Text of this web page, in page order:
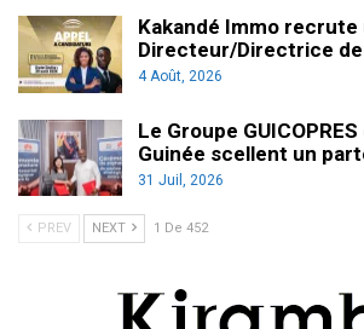
Kakandé Immo recrute
Directeur/Directrice
4 Août, 2026
Le Groupe
Guinée scellent un
31 Juil, 2026
PREV NEXT 1 De 452